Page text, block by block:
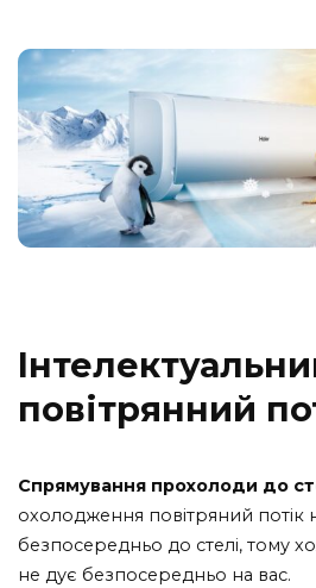
повітрянний
Спрямування прохолоди до
охолодження повітряний потік
безпосередньо до стелі, тому
не дує безпосередньо на вас.